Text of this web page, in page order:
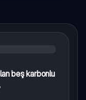
beş karbonlu